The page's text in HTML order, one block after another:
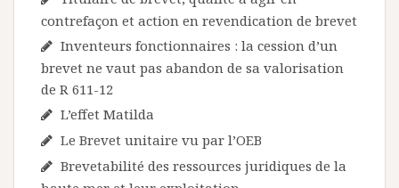
contrefaçon et action en revendication de brevet
Inventeurs fonctionnaires : la cession d’un
brevet ne vaut pas abandon de sa valorisation
de R 611-12
L’effet Matilda
Le Brevet unitaire vu par l’OEB
Brevetabilité des ressources juridiques de la